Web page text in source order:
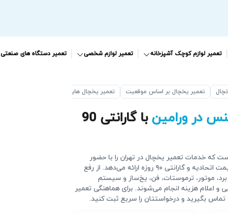
تعمیر لوازم کوچک آشپزخانه تعمیر لوازم شخصی تعمیر دستگاه های صنعتی
تعمیر یخچال بر اساس موقعیت تعمیر یخچال هایسنس در ورامین
در ورامین
با گارانتی 90
که خدمات تعمیر یخچال در تهران را با حضور
تعمیرکار متخصص، قطعات اصلی، قیمت اتحادیه و گارانتی ۹۰ روزه ارائه می‌دهد. از رفع
موتور، ترموستات، فن، یخ‌ساز و سیستم
اعلام هزینه انجام می‌شوند. برای هماهنگی تعمیر